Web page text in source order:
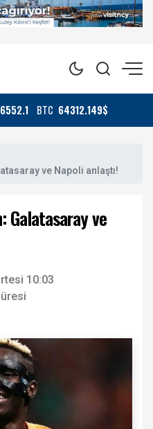
6552.1 BTC 64312.149$
ve Napoli anlaştı!
Galatasaray ve
10:03